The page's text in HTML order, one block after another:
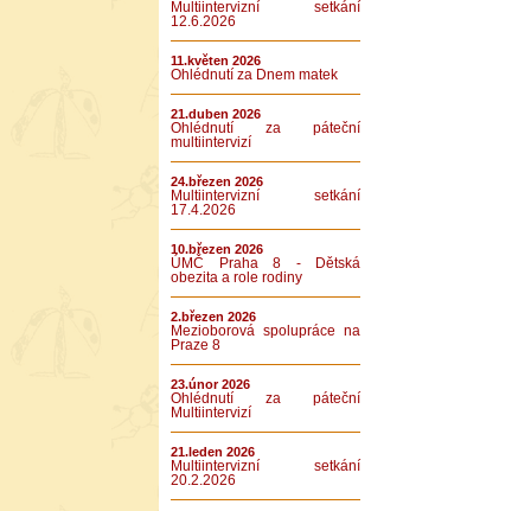
Multiintervizní setkání
12.6.2026
11.květen 2026
Ohlédnutí za Dnem matek
21.duben 2026
Ohlédnutí za páteční
multiintervizí
24.březen 2026
Multiintervizní setkání
17.4.2026
10.březen 2026
ÚMČ Praha 8 - Dětská
obezita a role rodiny
2.březen 2026
Mezioborová spolupráce na
Praze 8
23.únor 2026
Ohlédnutí za páteční
Multiintervizí
21.leden 2026
Multiintervizní setkání
20.2.2026